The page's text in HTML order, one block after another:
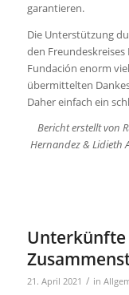
garantieren.
Die Unterstützung
den
Fundación enorm
übermittelten
Daher einfach ein
Bericht erstellt von
Hernandez & Lidieth
Unterkünfte
21. April 2021 / in